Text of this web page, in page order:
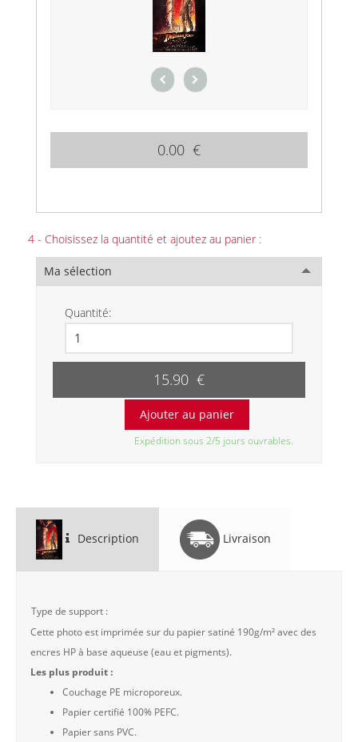
0.00 €
4 - Choisissez la quantité et ajoutez au panier :
Ma sélection
Quantité:
15.90 €
Expédition sous 2/5 jours ouvrables.
Description Livraison
Type de support :
Cette photo est imprimée sur du papier satiné 190g/m² avec des
encres HP à base aqueuse (eau et pigments).
Les plus produit :
Couchage PE microporeux.
Papier certifié 100% PEFC.
Papier sans PVC.